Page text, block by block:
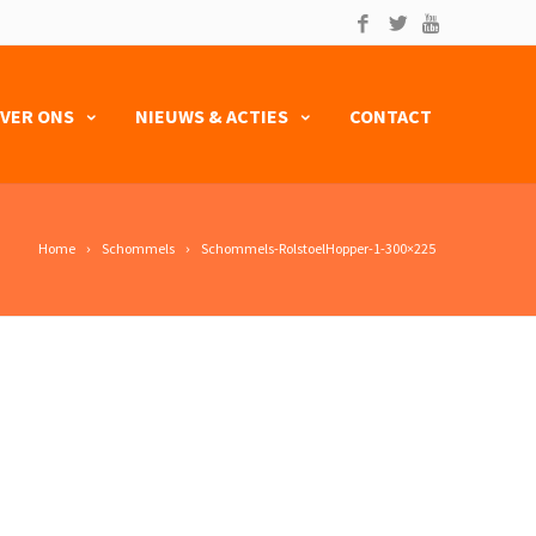
ONS NIEUWS & ACTIES CONTACT
Home Schommels Schommels-RolstoelHopper-1-300×225